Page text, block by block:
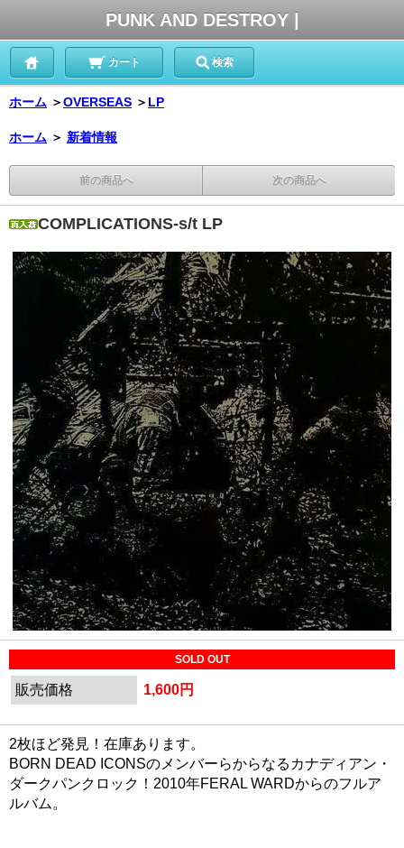
PUNK AND DESTROY |
カート 検索
ホーム ＞OVERSEAS ＞ LP
ホーム ＞ 新着情報
前の商品へ 次の商品へ
COMPLICATIONS-s/t LP
SOLD OUT
販売価格 1,600円
2枚ほど発見！在庫あります。
BORN DEAD ICONSのメンバーらからなるカナディアン・
ダークパンクロック！2010年FERAL WARDからのフルア
ルバム。